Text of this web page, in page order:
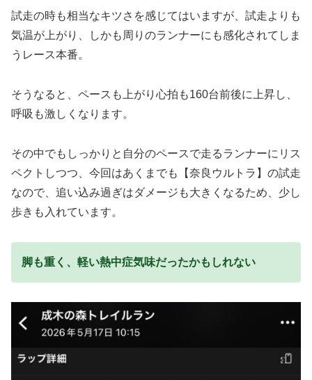
試走の時も相当なキツさを感じてはいますが、試走よりも
気温が上がり、しかも周りのランナーにも感化されてしま
うレース本番。
そうなると、ペースも上がり心拍も160台前後に上昇し、
呼吸も激しくなります。
その中でもしっかりと自分のペースで走るランナーにリス
ペクトしつつ、今回はあくまでも【奈良ウルトラ】の試走
なので、追い込み過ぎはダメージも大きくなるため、少し
歩きも入れています。
脚も重く、軽い熱中症気味だったかもしれない